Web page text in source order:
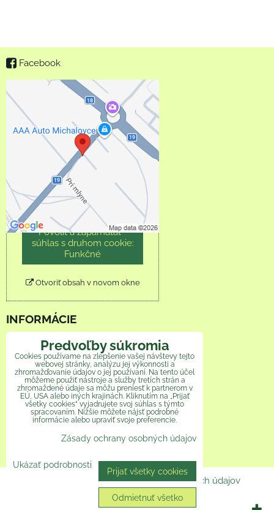
Facebook
Externý obsah je
blokovaný Voľbami
súkromia
Prajete si načítať externý
obsah?
Povoliť tentokrát
Povoliť a zapamätať -
súhlas s druhom cookie:
Funkčné
Otvoriť obsah v novom okne
INFORMÁCIE
Obchodné podmienky
Reklamačný poriadok
Ochrana osobných údajov
Veľkoobchod
Ako pomáhame
Zásady ochrany osobných údajov
Predvoľby súkromia
Cookies používame na zlepšenie vašej návštevy tejto
webovej stránky, analýzu jej výkonnosti a
zhromažďovanie údajov o jej používaní. Na tento účel
môžeme použiť nástroje a služby tretích strán a
zhromaždené údaje sa môžu preniesť k partnerom v
EÚ, USA alebo iných krajinách. Kliknutím na „Prijať
všetky cookies“ vyjadrujete svoj súhlas s týmto
spracovaním. Nižšie môžete nájsť podrobné
informácie alebo upraviť svoje preferencie.
Zásady ochrany osobných údajov
Ukázať podrobnosti
Prijať všetky cookies
Odmietnuť všetko